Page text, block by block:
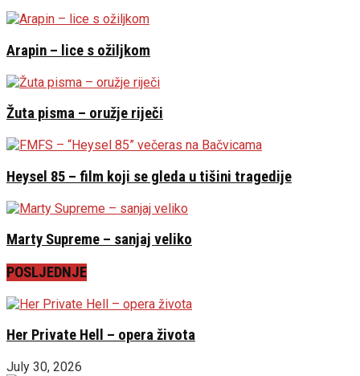
Arapin – lice s ožiljkom
Žuta pisma – oružje riječi
Heysel 85 – film koji se gleda u tišini tragedije
Marty Supreme – sanjaj veliko
POSLJEDNJE
Her Private Hell – opera života
July 30, 2026